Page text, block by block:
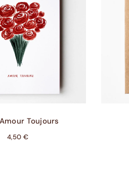
Toujours
4,50€